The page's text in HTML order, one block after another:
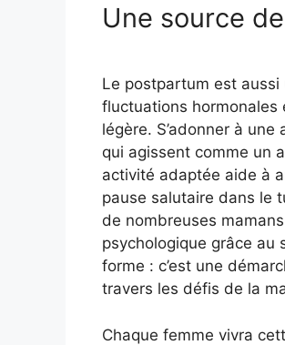
Une source
Le postpartum est
fluctuations
légère. S’adonner à
qui agissent comme un
activité adaptée aide à
pause salutaire dans le
de nombreuses
psychologique grâce au
forme : c’est une
travers les défis de la
Chaque femme vivra